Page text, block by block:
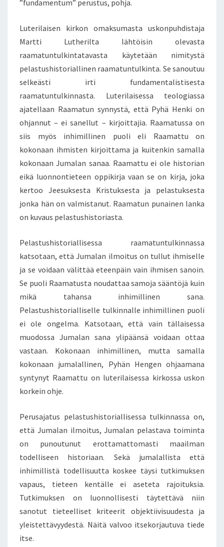
N
A
M
S
J
A
S
K
O
N
U
N
N
U
S
–
U
A
L
A
E
I
L
N
U
M
A
A
I
L
M
A
A
”fundamentum” perustus, pohja.
Luterilaisen kirkon omaksumasta uskonpuhdistaja
Martti Lutherilta lähtöisin olevasta
raamatuntulkintatavasta käytetään nimitystä
pelastushistoriallinen raamatuntulkinta. Se sanoutuu
selkeästi irti fundamentalistisesta
raamatuntulkinnasta. Luterilaisessa teologiassa
ajatellaan Raamatun synnystä, että Pyhä Henki on
ohjannut – ei sanellut – kirjoittajia. Raamatussa on
siis myös inhimillinen puoli eli Raamattu on
kokonaan ihmisten kirjoittama ja kuitenkin samalla
kokonaan Jumalan sanaa. Raamattu ei ole historian
eikä luonnontieteen oppikirja vaan se on kirja, joka
kertoo Jeesuksesta Kristuksesta ja pelastuksesta
jonka hän on valmistanut. Raamatun punainen lanka
on kuvaus pelastushistoriasta.
Pelastushistoriallisessa raamatuntulkinnassa
katsotaan, että Jumalan ilmoitus on tullut ihmiselle
ja se voidaan välittää eteenpäin vain ihmisen sanoin.
Se puoli Raamatusta noudattaa samoja sääntöjä kuin
mikä tahansa inhimillinen sana.
Pelastushistorialliselle tulkinnalle inhimillinen puoli
ei ole ongelma. Katsotaan, että vain tällaisessa
muodossa Jumalan sana ylipäänsä voidaan ottaa
vastaan. Kokonaan inhimillinen, mutta samalla
kokonaan jumalallinen, Pyhän Hengen ohjaamana
syntynyt Raamattu on luterilaisessa kirkossa uskon
korkein ohje.
Perusajatus pelastushistoriallisessa tulkinnassa on,
että Jumalan ilmoitus, Jumalan pelastava toiminta
on punoutunut erottamattomasti maailman
todelliseen historiaan. Sekä jumalallista että
inhimillistä todellisuutta koskee täysi tutkimuksen
vapaus, tieteen kentälle ei aseteta rajoituksia.
Tutkimuksen on luonnollisesti täytettävä niin
sanotut tieteelliset kriteerit objektiivisuudesta ja
yleistettävyydestä. Näitä valvoo itsekorjautuva tiede
itse.